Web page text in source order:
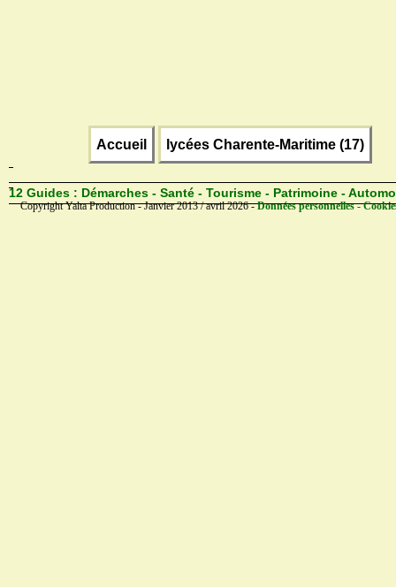
Accueil lycées Charente-Maritime (17)
12 Guides : Démarches - Santé - Tourisme - Patrimoine -
Copyright Yalta Production - Janvier 2013 / avril 2026 -Données personnelles -